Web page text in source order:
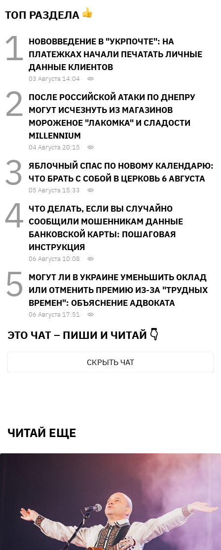
ТОП РАЗДЕЛА
НОВОВВЕДЕНИЕ В "УКРПОЧТЕ": НА
ПЛАТЕЖКАХ НАЧАЛИ ПЕЧАТАТЬ ЛИЧНЫЕ
ДАННЫЕ КЛИЕНТОВ
03 Августа 14:04
ПОСЛЕ РОССИЙСКОЙ АТАКИ ПО ДНЕПРУ
МОГУТ ИСЧЕЗНУТЬ ИЗ МАГАЗИНОВ
МОРОЖЕНОЕ "ЛАКОМКА" И СЛАДОСТИ
MILLENNIUM
04 Августа 20:15
ЯБЛОЧНЫЙ СПАС ПО НОВОМУ КАЛЕНДАРЮ:
ЧТО БРАТЬ С СОБОЙ В ЦЕРКОВЬ 6 АВГУСТА
05 Августа 15:33
ЧТО ДЕЛАТЬ, ЕСЛИ ВЫ СЛУЧАЙНО
СООБЩИЛИ МОШЕННИКАМ ДАННЫЕ
БАНКОВСКОЙ КАРТЫ: ПОШАГОВАЯ
ИНСТРУКЦИЯ
06 Августа 10:08
МОГУТ ЛИ В УКРАИНЕ УМЕНЬШИТЬ ОКЛАД
ИЛИ ОТМЕНИТЬ ПРЕМИЮ ИЗ-ЗА "ТРУДНЫХ
ВРЕМЕН": ОБЪЯСНЕНИЕ АДВОКАТА
06 Августа 17:51
ЭТО ЧАТ – ПИШИ И ЧИТАЙ 👇
СКРЫТЬ ЧАТ
ЧИТАЙ ЕЩЕ